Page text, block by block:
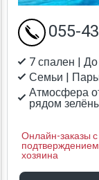
7 спален | До
Семьи |
Атмосфера
рядом
Онлайн-заказы с
подтверждением
хозяина
055-